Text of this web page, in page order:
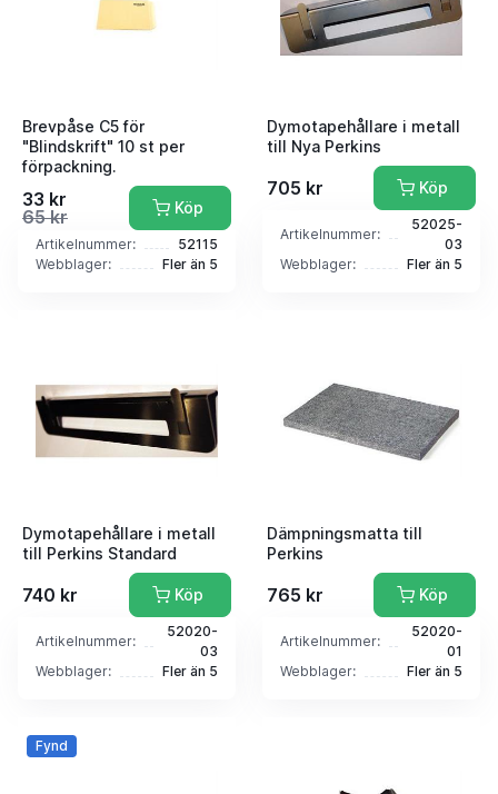
Brevpåse C5 för
"Blindskrift" 10 st per
förpackning.
33 kr
65 kr
Köp
Artikelnummer:
52115
Webblager:
Fler än 5
Dymotapehållare i metall
till Nya Perkins
705 kr Köp
Artikelnummer:
52025-
03
Webblager:
Fler än 5
Dymotapehållare i metall
till Perkins Standard
740 kr Köp
Artikelnummer:
52020-
03
Webblager:
Fler än 5
Dämpningsmatta till
Perkins
765 kr Köp
Artikelnummer:
52020-
01
Webblager:
Fler än 5
Fynd